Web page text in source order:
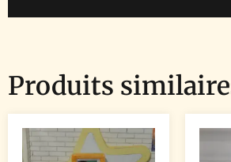
Produits